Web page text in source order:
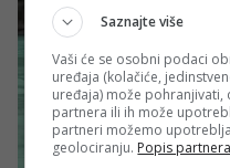
Saznajte više
Vaši će se osobni podaci
uređaja (kolačiće,
uređaja) može
partnera ili ih može
partneri možemo
geolociranju. Popis